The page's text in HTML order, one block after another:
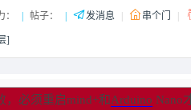
帖子： 发消息 串个门
]
，必须重启mind+和Arduino Nano